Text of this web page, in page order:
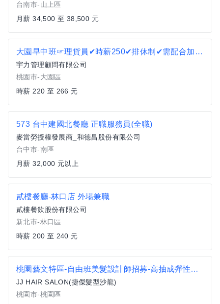
台南市-山上區
月薪 34,500 至 38,500 元
大園早中班☞理貨員✔時薪250✔排休制✔需配合加班✔可日領AY
宇力管理顧問有限公司
桃園市-大園區
時薪 220 至 266 元
573 台中建國北餐廳 正職服務員(全職)
麥當勞授權發展商_和德昌股份有限公司
台中市-南區
月薪 32,000 元以上
貳樓餐廳-林口店 外場兼職
貳樓餐飲股份有限公司
新北市-林口區
時薪 200 至 240 元
桃園藝文特區-自由班美髮設計師招募-高抽成彈性上班
JJ HAIR SALON(捷傑髮型沙龍)
桃園市-桃園區